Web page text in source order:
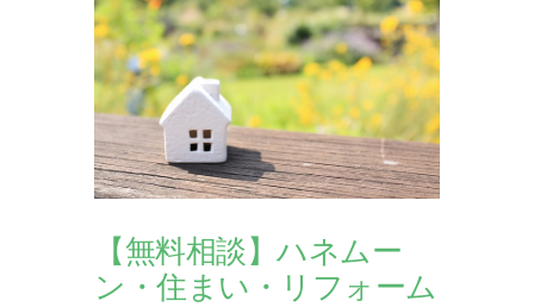
【無料相談】ハネムー
ン・住まい・リフォーム